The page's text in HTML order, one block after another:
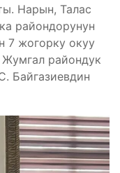
Нарын, Талас
райондорунун
7 жогорку окуу
райондук
Байгазиевдин